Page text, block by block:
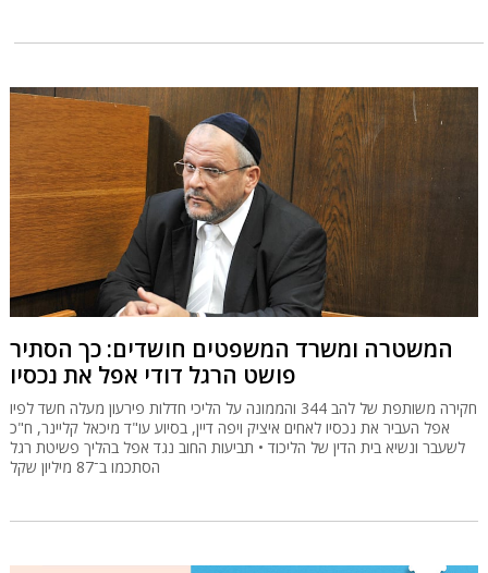
המשטרה ומשרד המשפטים חושדים: כך הסתיר
פושט הרגל דודי אפל את נכסיו
חקירה משותפת של להב 344 והממונה על הליכי חדלות פירעון מעלה חשד לפיו
אפל העביר את נכסיו לאחים איציק ויפה דיין, בסיוע עו"ד מיכאל קליינר, ח"כ
לשעבר ונשיא בית הדין של הליכוד • תביעות החוב נגד אפל בהליך פשיטת רגל
הסתכמו ב־87 מיליון שקל